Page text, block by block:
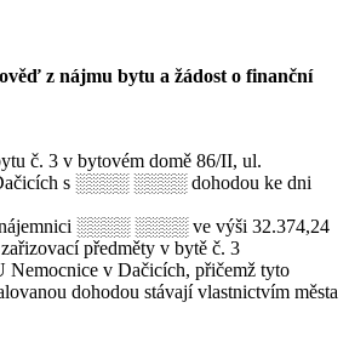
z nájmu bytu a žádost o finanční
č. 3 v bytovém domě 86/II, ul.
s ░░░░ ░░░░ dohodou ke dni
nájemnici ░░░░ ░░░░ ve výši 32.374,24
předměty v bytě č. 3
Nemocnice v Dačicích, přičemž tyto
dohodou stávají vlastnictvím města